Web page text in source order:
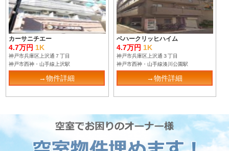
カーサニチエー
4.7万円 1K
神戸市兵庫区上沢通７丁目
神戸市西神・山手線上沢駅
→物件詳細
ベハークリッヒハイム
4.7万円 1K
神戸市兵庫区上沢通３丁目
神戸市西神・山手線湊川公園駅
→物件詳細